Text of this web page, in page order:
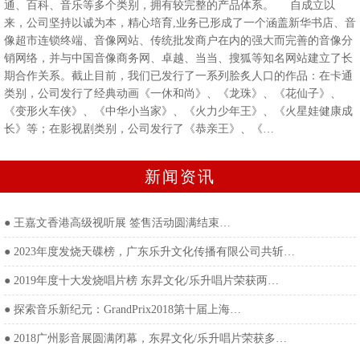
通、百科、音乐等多个类别，拥有较完整的产品体系。 自成立以
来，公司坚持以诚为本，精心培育,业务已形成了一个涵盖新华书店、音
像超市连锁终端、音像网站、传统批发商户在内的强大而完善的音像分
销网络，并与中国音像商务网、卓越、当当、搜狐等知名网站建立了长
期合作关系。截止目前，我们已发行了一系列脍炙人口的作品：在卡通
类别，公司发行了经典动画《一休和尚》、《龙珠》、《花仙子》、
《变形火车侠》、《中华小当家》、《火力少年王》、《火星娃健康成
长》等；在影视剧类别，公司发行了《恭亲王》、《…
新闻资讯
● 王嘉文香港高级视听展 签售活动圆满结束…
● 2023年度发烧天碟榜，广东乐升文化传播有限公司共斩…
● 2019年度十大发烧唱片榜 东昇文化/乐升唱片荣获两…
● 探索音乐新纪元：GrandPrix2018第十届上海…
● 2018广州影音展圆满闭幕，东昇文化/乐升唱片荣获多…